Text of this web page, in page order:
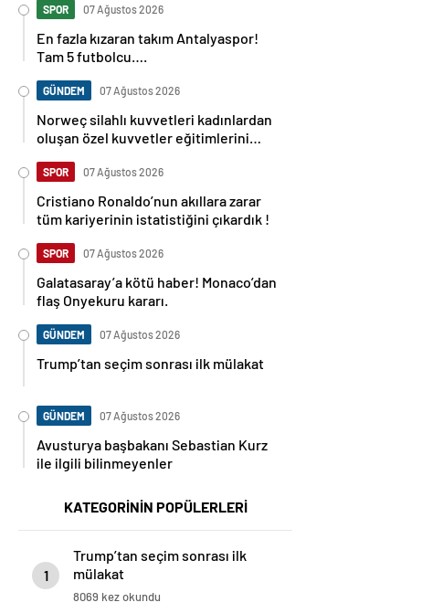
SPOR 07 Ağustos 2026
En fazla kızaran takım Antalyaspor!
Tam 5 futbolcu….
GÜNDEM 07 Ağustos 2026
Norweç silahlı kuvvetleri kadınlardan
oluşan özel kuvvetler eğitimlerini
SPOR 07 Ağustos 2026
Cristiano Ronaldo’nun akıllara zarar
tüm kariyerinin istatistiğini çıkardık !
SPOR 07 Ağustos 2026
Galatasaray’a kötü haber! Monaco’dan
flaş Onyekuru kararı.
GÜNDEM 07 Ağustos 2026
Trump’tan seçim sonrası ilk mülakat
GÜNDEM 07 Ağustos 2026
Avusturya başbakanı Sebastian Kurz
ile ilgili bilinmeyenler
KATEGORİNİN POPÜLERLERİ
1
Trump’tan seçim sonrası ilk
mülakat
8069 kez okundu